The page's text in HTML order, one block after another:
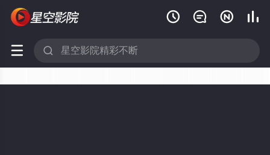
   
 